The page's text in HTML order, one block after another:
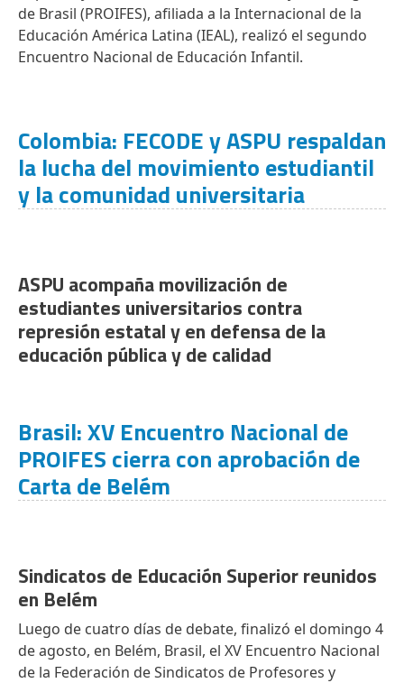
de Brasil (PROIFES), afiliada a la Internacional de la
Educación América Latina (IEAL), realizó el segundo
Encuentro Nacional de Educación Infantil.
Colombia: FECODE y ASPU respaldan
la lucha del movimiento estudiantil
y la comunidad universitaria
ASPU acompaña movilización de
estudiantes universitarios contra
represión estatal y en defensa de la
educación pública y de calidad
Brasil: XV Encuentro Nacional de
PROIFES cierra con aprobación de
Carta de Belém
Sindicatos de Educación Superior reunidos
en Belém
Luego de cuatro días de debate, finalizó el domingo 4
de agosto, en Belém, Brasil, el XV Encuentro Nacional
de la Federación de Sindicatos de Profesores y